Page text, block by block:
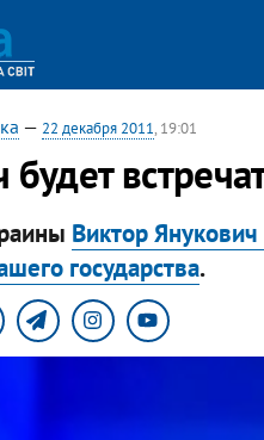
— 22 декабря 2011, 19:01
будет
Виктор
государства.